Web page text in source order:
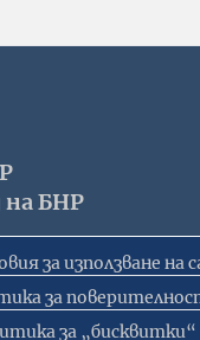
на БНР
за използване на
за
за „бисквитки“